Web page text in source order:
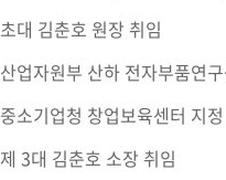
초대 김춘호 원장 취임
산업자원부 산하 전자부품연
중소기업청 창업보육센터 지정
제 3대 김춘호 소장 취임